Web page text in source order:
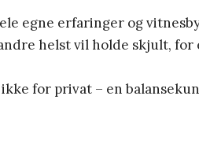
egne erfaringer og
helst vil holde skjult, for
for privat – en